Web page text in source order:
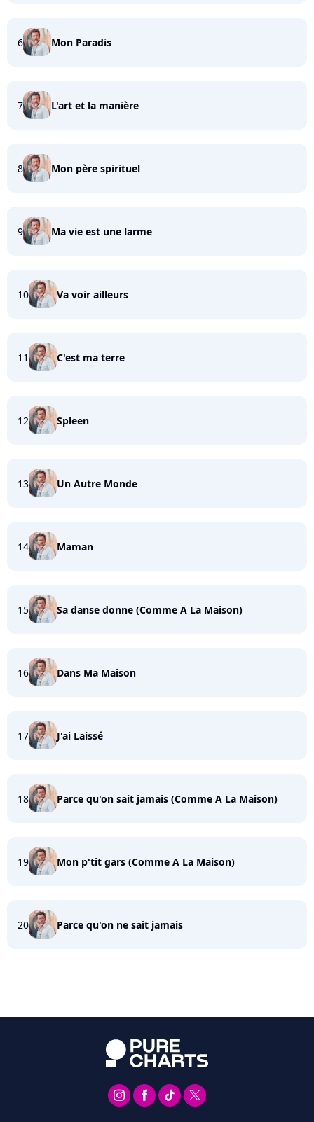
6 Mon Paradis
7 L'art et la manière
8 Mon père spirituel
9 Ma vie est une larme
10 Va voir ailleurs
11 C'est ma terre
12 Spleen
13 Un Autre Monde
14 Maman
15 Sa danse donne (Comme A La Maison)
16 Dans Ma Maison
17 J'ai Laissé
18 Parce qu'on sait jamais (Comme A La Maison)
19 Mon p'tit gars (Comme A La Maison)
20 Parce qu'on ne sait jamais